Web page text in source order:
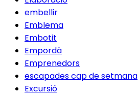
embellir
Emblema
Embotit
Empordà
Emprenedors
escapades cap de setmana
Excursió